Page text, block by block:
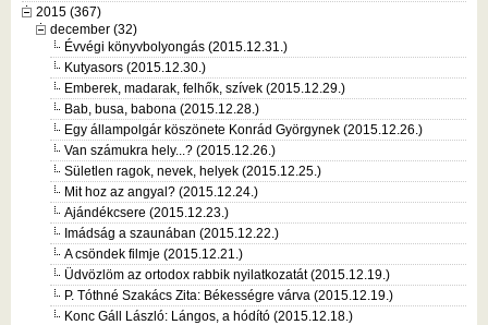
2015 (367)
december (32)
Évvégi könyvbolyongás (2015.12.31.)
Kutyasors (2015.12.30.)
Emberek, madarak, felhők, szívek (2015.12.29.)
Bab, busa, babona (2015.12.28.)
Egy állampolgár köszönete Konrád Györgynek (2015.12.26.)
Van számukra hely...? (2015.12.26.)
Sületlen ragok, nevek, helyek (2015.12.25.)
Mit hoz az angyal? (2015.12.24.)
Ajándékcsere (2015.12.23.)
Imádság a szaunában (2015.12.22.)
A csöndek filmje (2015.12.21.)
Üdvözlöm az ortodox rabbik nyilatkozatát (2015.12.19.)
P. Tóthné Szakács Zita: Békességre várva (2015.12.19.)
Konc Gáll László: Lángos, a hódító (2015.12.18.)